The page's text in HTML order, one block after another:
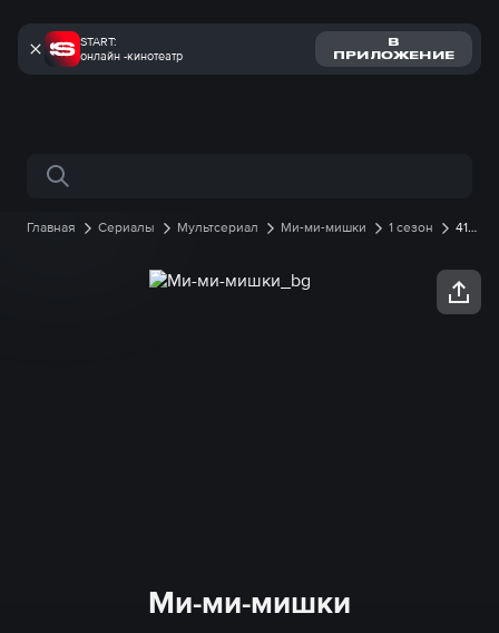
START:
онлайн -кинотеатр
В
ПРИЛОЖЕНИЕ
Поиск по сайту
Главная Сериалы Мультсериал Ми-ми-мишки 1 сезон
41
Ми-ми-мишки